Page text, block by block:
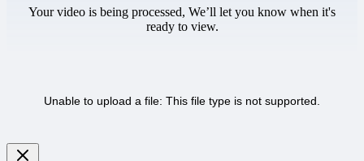
Your video is being processed, We’ll let you know when it's
ready to view.
Unable to upload a file: This file type is not supported.